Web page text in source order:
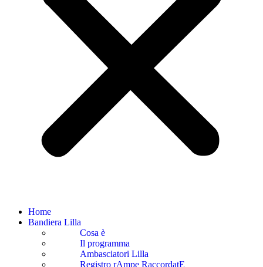
Home
Bandiera Lilla
Cosa è
Il programma
Ambasciatori Lilla
Registro rAmpe RaccordatE